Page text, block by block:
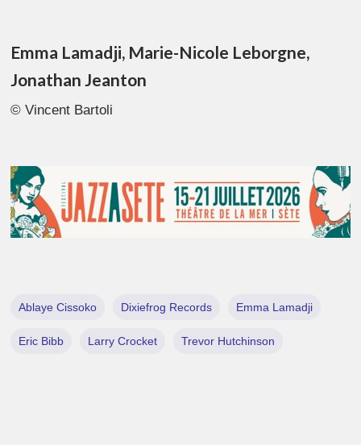
Emma Lamadji, Marie-Nicole Leborgne,
Jonathan Jeanton
© Vincent Bartoli
Ablaye Cissoko Dixiefrog Records Emma Lamadji
Eric Bibb Larry Crocket Trevor Hutchinson